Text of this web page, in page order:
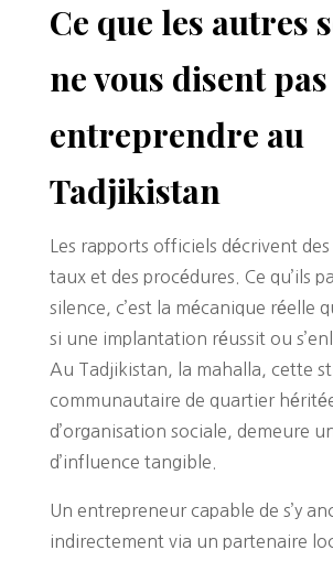
Ce que les autres
ne vous disent
entreprendre au
Tadjikistan
Les rapports officiels décrivent
taux et des procédures. Ce qu’ils
silence, c’est la mécanique réelle
si une implantation réussit ou
Au Tadjikistan, la mahalla, cette
communautaire de quartier
d’organisation sociale, demeure
d’influence tangible.
Un entrepreneur capable de s’y
indirectement via un partenaire